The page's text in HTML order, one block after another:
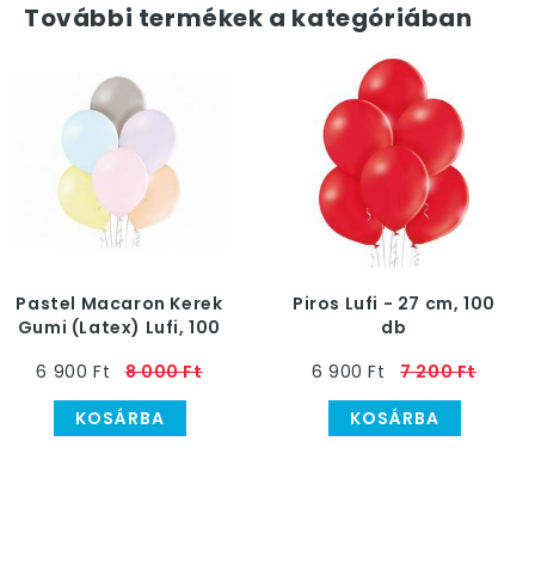
További termékek a kategóriában
Pastel Macaron Kerek
Gumi (Latex) Lufi, 100
6 900 Ft
8 000 Ft
KOSÁRBA
Piros Lufi - 27 cm, 100
db
6 900 Ft
7 200 Ft
KOSÁRBA